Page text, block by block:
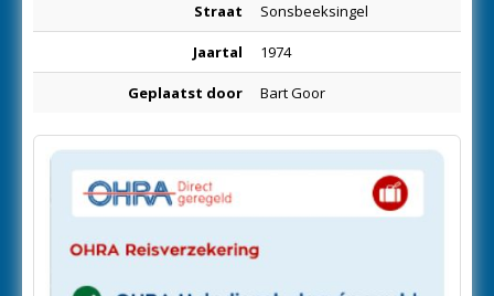
Straat Sonsbeeksingel
Jaartal 1974
Geplaatst door Bart Goor